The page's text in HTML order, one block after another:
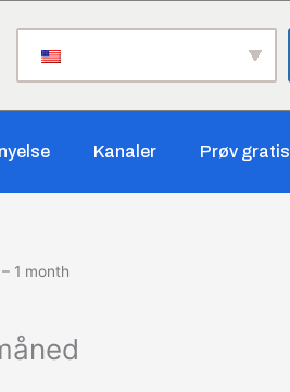
Kanaler Prøv gratis
1 month